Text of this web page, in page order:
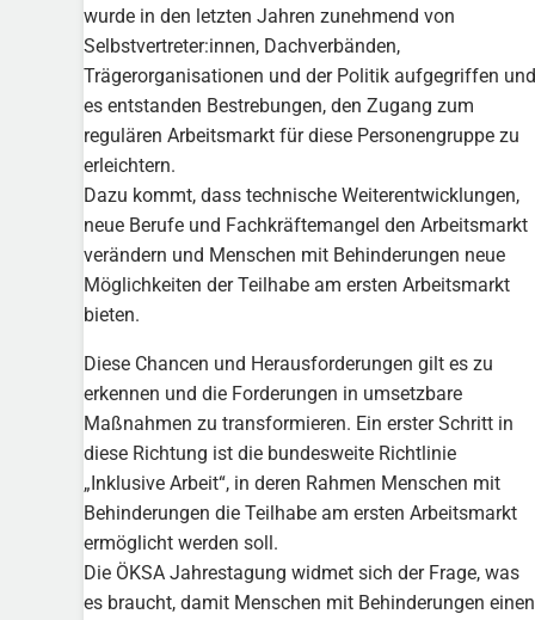
wurde in den letzten Jahren zunehmend von
Selbstvertreter:innen, Dachverbänden,
Trägerorganisationen und der Politik aufgegriffen und
es entstanden Bestrebungen, den Zugang zum
regulären Arbeitsmarkt für diese Personengruppe zu
erleichtern.
Dazu kommt, dass technische Weiterentwicklungen,
neue Berufe und Fachkräftemangel den Arbeitsmarkt
verändern und Menschen mit Behinderungen neue
Möglichkeiten der Teilhabe am ersten Arbeitsmarkt
bieten.
Diese Chancen und Herausforderungen gilt es zu
erkennen und die Forderungen in umsetzbare
Maßnahmen zu transformieren. Ein erster Schritt in
diese Richtung ist die bundesweite Richtlinie
„Inklusive Arbeit“, in deren Rahmen Menschen mit
Behinderungen die Teilhabe am ersten Arbeitsmarkt
ermöglicht werden soll.
Die ÖKSA Jahrestagung widmet sich der Frage, was
es braucht, damit Menschen mit Behinderungen einen